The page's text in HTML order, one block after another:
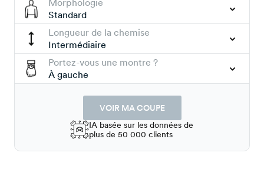
Morphologie
Standard
Longueur de la chemise
Intermédiaire
Portez-vous une montre ?
À gauche
VOIR MA COUPE
IA basée sur les données de
plus de 50 000 clients